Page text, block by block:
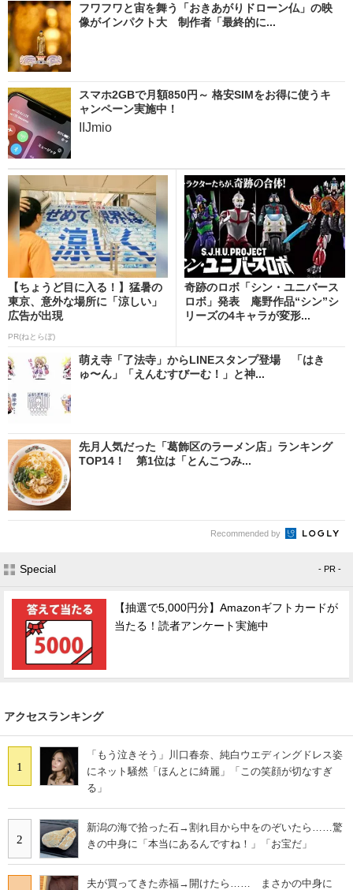
フワフワと宙を舞う「おきあがりドローン仏」の映
像がインパクト大 制作者「最終的に...
スマホ2GBで月額850円～ 格安SIMをお得に使うキ
ャンペーン実施中！
IIJmio
【ちょうど目に入る！】猛暑の
東京、意外な場所に「涼しい」
広告が出現
PR(ねとらぼ)
奇跡のロボ「シン・ユニバース
ロボ」発表 庵野作品“シン”シ
リーズの4キャラが変形...
萌え寺「了法寺」からLINEスタンプ登場 「はき
ゅ〜ん」「えんむすびーむ！」と神...
先月人気だった「葛飾区のラーメン店」ランキング
TOP14！ 第1位は「とんこつみ...
Recommended by
Special - PR -
【抽選で5,000円分】Amazonギフトカードが
当たる！読者アンケート実施中
アクセスランキング
1
「もう泣きそう」川口春奈、純白ウエディングドレス姿
にネット騒然「ほんとに綺麗」「この笑顔が切なすぎ
る」
2
新潟の海で拾った石→割れ目から中をのぞいたら……驚
きの中身に「本当にあるんですね！」「お宝だ」
夫が買ってきた赤福→開けたら…… まさかの中身に